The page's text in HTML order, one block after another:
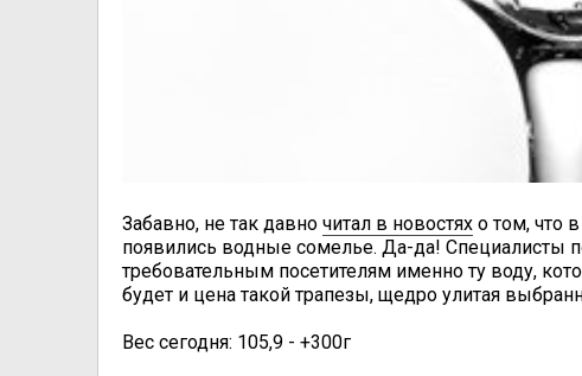
Забавно, не так давно читал в новостях о том, что
появились водные сомелье. Да-да! Специалисты
требовательным посетителям именно ту воду,
будет и цена такой трапезы, щедро улитая
Вес сегодня: 105,9 - +300г